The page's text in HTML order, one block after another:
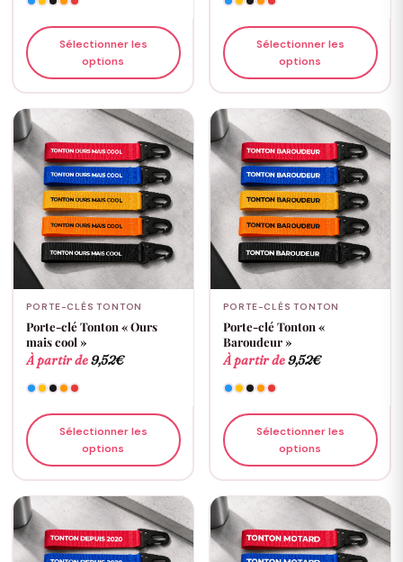
Sélectionner les
options
Sélectionner les
options
PORTE-CLÉS TONTON
Porte-clé Tonton « Ours
mais cool »
À partir de9,52€
Sélectionner les
options
PORTE-CLÉS TONTON
Porte-clé Tonton «
Baroudeur »
À partir de9,52€
Sélectionner les
options